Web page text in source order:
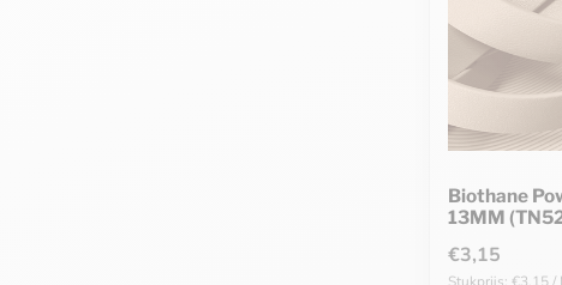
Biothane
13MM
€3,15